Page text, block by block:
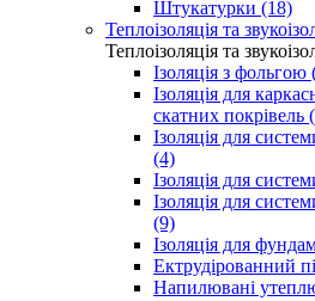
Штукатурки (18)
Теплоізоляція та
Теплоізоляція та
Ізоляція з фольгою
Ізоляція для
скатних покрівель
Ізоляція для
(4)
Ізоляція для
Ізоляція для
(9)
Ізоляція для
Ектрудірованний
Напилювані